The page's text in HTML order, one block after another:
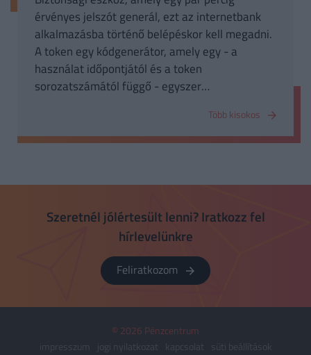
érvényes jelszót generál, ezt az internetbank
alkalmazásba történő belépéskor kell megadni.
A token egy kódgenerátor, amely egy - a
használat időpontjától és a token
sorozatszámától függő - egyszer
kódot szolgáltat. Biztonságos módja lehet az
internetes és mobil bankolásnak valamint a
Több kisokos
Szeretnél jólértesült lenni? Iratkozz fel
hírlevelünkre
Feliratkozom
© 2026 Pénzcentrum
impresszum
jogi nyilatkozat kapcsolat
süti beállítások